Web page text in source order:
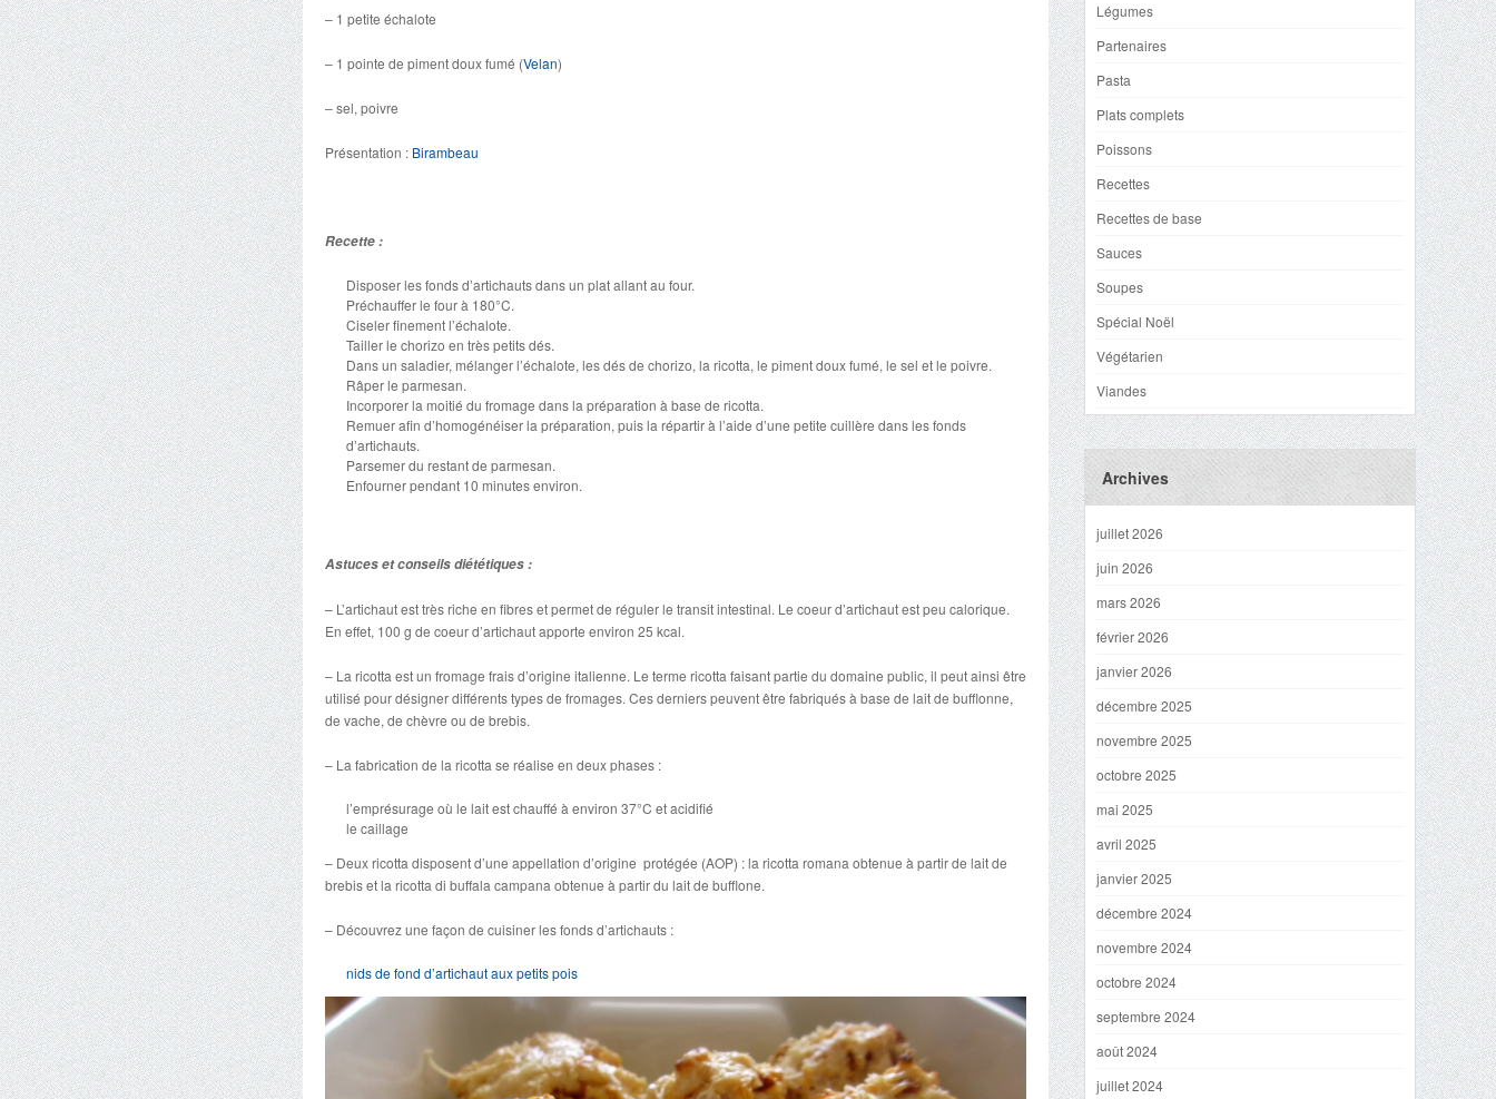
– 1 petite échalote
– 1 pointe de piment doux fumé (Velan)
– sel, poivre
Présentation : Birambeau
Recette :
Disposer les fonds d’artichauts dans un plat allant au four.
Préchauffer le four à 180°C.
Ciseler finement l’échalote.
Tailler le chorizo en très petits dés.
Dans un saladier, mélanger l’échalote, les dés de chorizo, la ricotta, le piment doux fumé, le sel et le poivre.
Râper le parmesan.
Incorporer la moitié du fromage dans la préparation à base de ricotta.
Remuer afin d’homogénéiser la préparation, puis la répartir à l’aide d’une petite cuillère dans les fonds
d’artichauts.
Parsemer du restant de parmesan.
Enfourner pendant 10 minutes environ.
Astuces et conseils diététiques :
– L’artichaut est très riche en fibres et permet de réguler le transit intestinal. Le coeur d’artichaut est peu calorique.
En effet, 100 g de coeur d’artichaut apporte environ 25 kcal.
– La ricotta est un fromage frais d’origine italienne. Le terme ricotta faisant partie du domaine public, il peut ainsi être
utilisé pour désigner différents types de fromages. Ces derniers peuvent être fabriqués à base de lait de bufflonne,
de vache, de chèvre ou de brebis.
– La fabrication de la ricotta se réalise en deux phases :
l’emprésurage où le lait est chauffé à environ 37°C et acidifié
le caillage
– Deux ricotta disposent d’une appellation d’origine protégée (AOP) : la ricotta romana obtenue à partir de lait de
brebis et la ricotta di buffala campana obtenue à partir du lait de bufflone.
– Découvrez une façon de cuisiner les fonds d’artichauts :
nids de fond d’artichaut aux petits pois
Légumes
Partenaires
Pasta
Plats complets
Poissons
Recettes
Recettes de base
Sauces
Soupes
Spécial Noël
Végétarien
Viandes
Archives
juillet 2026
juin 2026
mars 2026
février 2026
janvier 2026
décembre 2025
novembre 2025
octobre 2025
mai 2025
avril 2025
janvier 2025
décembre 2024
novembre 2024
octobre 2024
septembre 2024
août 2024
juillet 2024